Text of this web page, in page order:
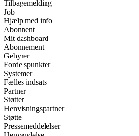
Tilbagemelding
Job
Hjælp med info
Abonnent
Mit dashboard
Abonnement
Gebyrer
Fordelspunkter
Systemer
Fælles indsats
Partner
Støtter
Henvisningspartner
Støtte
Pressemeddelelser